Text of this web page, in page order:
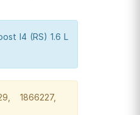
I4 (RS) 1.6 L
1866227,